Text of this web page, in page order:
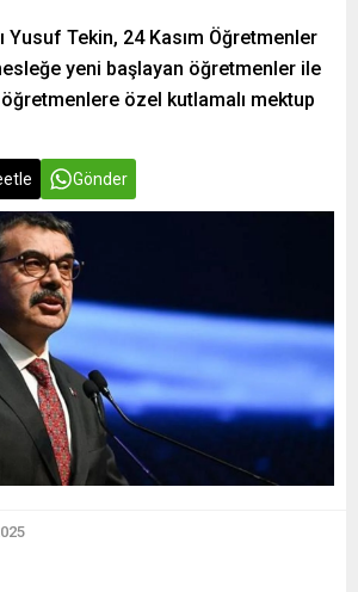
Yusuf Tekin, 24 Kasım Öğretmenler
yeni başlayan öğretmenler ile
özel kutlamalı mektup
Gönder